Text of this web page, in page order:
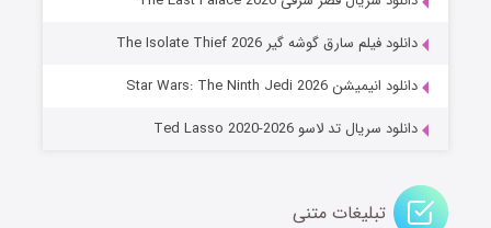
جادوگری در مغولستان
قسمت۱۴ (زیرنویس) منتشر شد
دانلود فیلم سارق گوشه گیر The Isolate Thief 2026
دانلود انیمیشن Star Wars: The Ninth Jedi 2026
دانلود سریال تد لاسو Ted Lasso 2020-2026
تبلیغات متنی